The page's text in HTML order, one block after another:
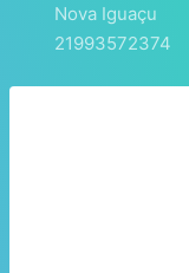
Nova Iguaçu
21993572374